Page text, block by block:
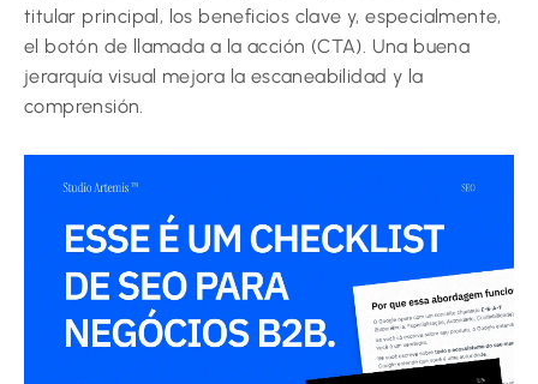
titular principal, los beneficios clave y, especialmente,
el botón de llamada a la acción (CTA). Una buena
jerarquía visual mejora la escaneabilidad y la
comprensión.